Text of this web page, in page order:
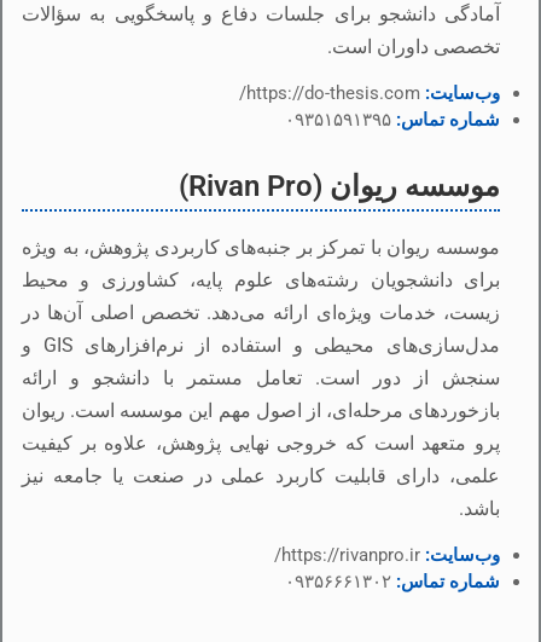
آمادگی دانشجو برای جلسات دفاع و پاسخگویی به سؤالات
تخصصی داوران است.
وب‌سایت:
شماره تماس:
موسسه ریوان (Rivan Pro)
موسسه ریوان با تمرکز بر جنبه‌های کاربردی پژوهش، به ویژه
برای دانشجویان رشته‌های علوم پایه، کشاورزی و محیط
زیست، خدمات ویژه‌ای ارائه می‌دهد. تخصص اصلی آن‌ها در
مدل‌سازی‌های محیطی و استفاده از نرم‌افزارهای GIS و
سنجش از دور است. تعامل مستمر با دانشجو و ارائه
بازخوردهای مرحله‌ای، از اصول مهم این موسسه است. ریوان
پرو متعهد است که خروجی نهایی پژوهش، علاوه بر کیفیت
علمی، دارای قابلیت کاربرد عملی در صنعت یا جامعه نیز
باشد.
وب‌سایت:
شماره تماس: